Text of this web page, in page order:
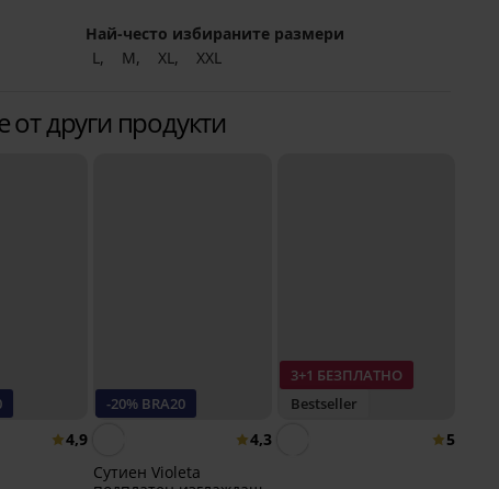
Най-често избираните размери
L
M XL XXL
други продукти
4,9
-20% BRA20
4,3
Сутиен Violeta
3+1 БЕЗПЛАТНО
Bestseller
5